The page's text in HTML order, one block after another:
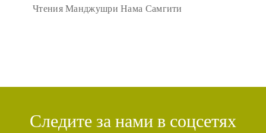
Чтения Манджушри Нама Самгити
Следите за нами в соцсетях